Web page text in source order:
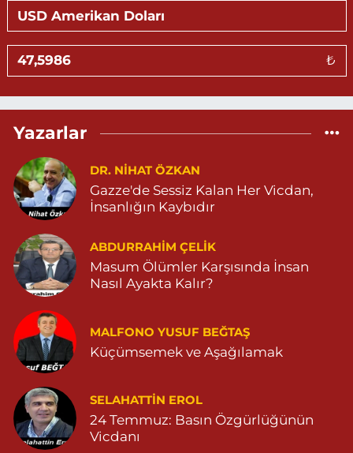
Gündüz Eczanesi
BAHÇEBAŞI MAHALLESİ SELAHADDİN EYYÜBİ CADDE NO:39 B
04823812323
KAPLAN MAH. MARDİN CAD. NO:21 A 04825030197
0 (482) 503 01 97 Yol Tarifi Al
Hayat Eczanesi
GÜNDOĞAN MAHALLESİ STAD CADDESİ NO:36 A 05380544155
0 (538) 054 41 55 Yol Tarifi Al
Huzur Eczanesi
GÜL MAHALLESİ VATAN CADDE NO:4A 04825912517
0 (482) 591 25 17 Yol Tarifi Al
Dara Eczanesi
NUR MAHALLESİ VALİ OZAN CADDESİ DIŞ KAPI NO:122G
DEVLET HASTANESİ KARŞISI (DİYARBAKIR YOLU CEPHESİ)
04822125304
₺
Yazarlar
DR. NIHAT ÖZKAN
Gazze'de Sessiz Kalan Her Vicdan,
İnsanlığın Kaybıdır
ABDURRAHIM ÇELİK
Masum Ölümler Karşısında İnsan
Nasıl Ayakta Kalır?
MALFONO YUSUF BEĞTAŞ
Küçümsemek ve Aşağılamak
SELAHATTIN EROL
24 Temmuz: Basın Özgürlüğünün
Vicdanı